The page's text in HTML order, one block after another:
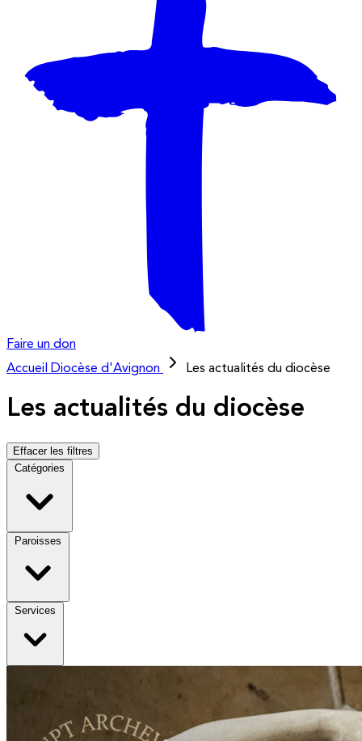
Faire un don
Accueil
Diocèse d'Avignon Les actualités du diocèse
Les actualités du diocèse
Effacer les filtres
Catégories
Paroisses
Services